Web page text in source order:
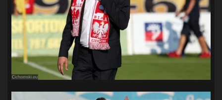
SANDRA SPA POGOŃ SZCZECIN (100) SIEDLECKA (63)
SPR POGOŃ SZCZECIN
SPÓJNIA STARGARD (35) STOCZNIA SZCZECIN (40)
SUPERLIGA KOBIET (58) SUPERLIGA MĘŻCZYZN(92)
TAURON LIGA KOBIET(106) (26)
WYGRANA(43) (36) ŚLĄSK WROCŁAW(29)
(111)